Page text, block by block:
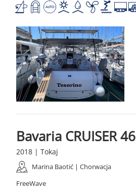
Bavaria CRUISER 46
2018 | Tokaj
Marina Baotić | Chorwacja
FreeWave